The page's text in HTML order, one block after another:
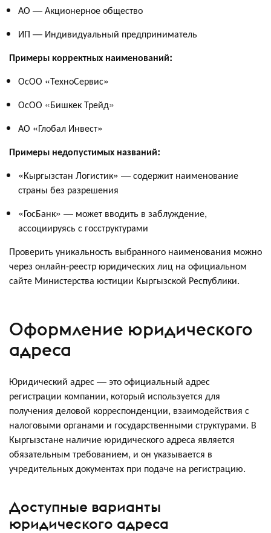
АО — Акционерное общество
ИП — Индивидуальный предприниматель
Примеры корректных наименований:
ОсОО «ТехноСервис»
ОсОО «Бишкек Трейд»
АО «Глобал Инвест»
Примеры недопустимых названий:
«Кыргызстан Логистик» — содержит наименование
страны без разрешения
«ГосБанк» — может вводить в заблуждение,
ассоциируясь с госструктурами
Проверить уникальность выбранного наименования можно
через онлайн-реестр юридических лиц на официальном
сайте Министерства юстиции Кыргызской Республики.
Оформление юридического
адреса
Юридический адрес — это официальный адрес
регистрации компании, который используется для
получения деловой корреспонденции, взаимодействия с
налоговыми органами и государственными структурами. В
Кыргызстане наличие юридического адреса является
обязательным требованием, и он указывается в
учредительных документах при подаче на регистрацию.
Доступные варианты
юридического адреса